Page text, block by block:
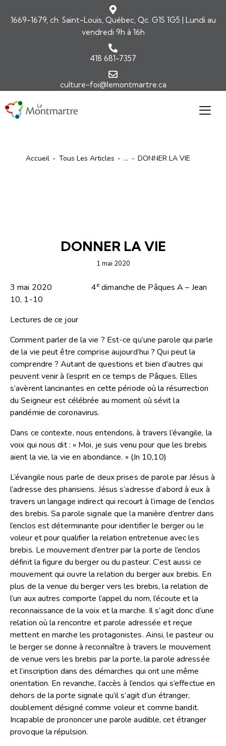
1669-1679, ch. Saint-Louis, Québec, Qc. G1S 1G5 | Lundi au
vendredi 9h à 16h
418 681-7357
culture-foi@lemontmartre.ca
Accueil Tous Les Articles ... DONNER LA VIE
DONNER LA VIE
1 mai 2020
3 mai 2020 4edimanche de Pâques A – Jean
10, 1-10
Lectures de ce jour
Comment parler de la vie ? Est-ce qu’une parole qui parle
de la vie peut être comprise aujourd’hui ? Qui peut la
comprendre ? Autant de questions et bien d’autres qui
peuvent venir à l’esprit en ce temps de Pâques. Elles
s’avèrent lancinantes en cette période où la résurrection
du Seigneur est célébrée au moment où sévit la
pandémie de coronavirus.
Dans ce contexte, nous entendons, à travers l’évangile, la
voix qui nous dit : « Moi, je suis venu pour que les brebis
aient la vie, la vie en abondance. » (Jn 10,10)
L’évangile nous parle de deux prises de parole par Jésus à
l’adresse des pharisiens. Jésus s’adresse d’abord à eux à
travers un langage indirect qui recourt à l’image de l’enclos
des brebis. Sa parole signale que la manière d’entrer dans
l’enclos est déterminante pour identifier le berger ou le
voleur et pour qualifier la relation entretenue avec les
brebis. Le mouvement d’entrer par la porte de l’enclos
définit la figure du berger ou du pasteur. C’est aussi ce
mouvement qui ouvre la relation du berger aux brebis. En
plus de la venue du berger vers les brebis, la relation de
l’un aux autres comporte l’appel du nom, l’écoute et la
reconnaissance de la voix et la marche. Il s’agit donc d’une
relation où la rencontre et parole adressée et reçue
mettent en marche les protagonistes. Ainsi, le pasteur ou
le berger se donne à reconnaître à travers le mouvement
de venue vers les brebis par la porte, la parole adressée
et l’inscription dans des démarches qui ont une même
orientation. En revanche, l’accès à l’enclos qui s’effectue en
dehors de la porte signale qu’il s’agit d’un étranger,
doublement désigné comme voleur et comme bandit.
Incapable de prononcer une parole audible, cet étranger
provoque la répulsion.